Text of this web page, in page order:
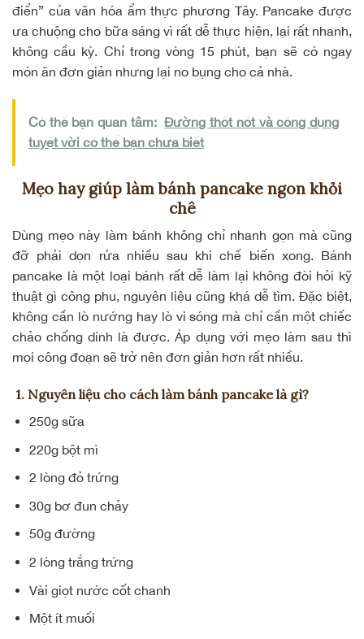
điển” của văn hóa ẩm thực phương Tây. Pancake được
ưa chuộng cho bữa sáng vì rất dễ thực hiện, lại rất nhanh,
không cầu kỳ. Chỉ trong vòng 15 phút, bạn sẽ có ngay
món ăn đơn giản nhưng lại no bụng cho cả nhà.
Có thể bạn quan tâm: Đường thốt nốt và công dụng
tuyệt vời có thể bạn chưa biết
Mẹo hay giúp làm bánh pancake ngon khỏi
chê
Dùng mẹo này làm bánh không chỉ nhanh gọn mà cũng
đỡ phải dọn rửa nhiều sau khi chế biến xong. Bánh
pancake là một loại bánh rất dễ làm lại không đòi hỏi kỹ
thuật gì công phu, nguyên liệu cũng khá dễ tìm. Đặc biệt,
không cần lò nướng hay lò vi sóng mà chỉ cần một chiếc
chảo chống dính là được. Áp dụng với mẹo làm sau thì
mọi công đoạn sẽ trở nên đơn giản hơn rất nhiều.
1. Nguyên liệu cho cách làm bánh pancake là gì?
250g sữa
220g bột mì
2 lòng đỏ trứng
30g bơ đun chảy
50g đường
2 lòng trắng trứng
Vài giọt nước cốt chanh
Một ít muối